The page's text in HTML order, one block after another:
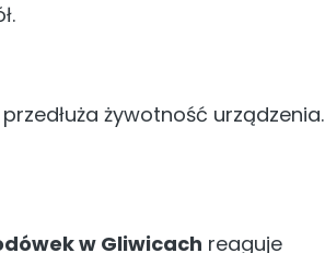
żywotność urządzenia.
w Gliwicach reaguje